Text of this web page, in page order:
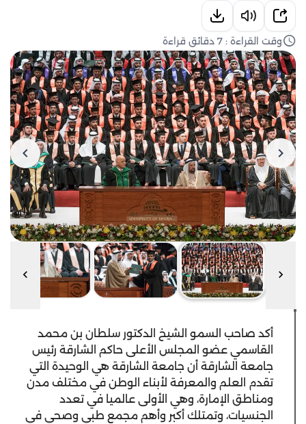
وقت القراءة : 7 دقائق قراءة
أكد صاحب السمو الشيخ الدكتور سلطان بن محمد
القاسمي عضو المجلس الأعلى حاكم الشارقة رئيس
جامعة الشارقة أن جامعة الشارقة هي الوحيدة التي
تقدم العلم والمعرفة لأبناء الوطن في مختلف مدن
ومناطق الإمارة، وهي الأولى عالميا في تعدد
الجنسيات، وتمتلك أكبر وأهم مجمع طبي وصحي في